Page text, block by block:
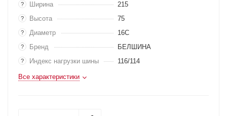
? Ширина 215
? Высота 75
? Диаметр 16C
? Бренд БЕЛШИНА
? Индекс нагрузки шины 116/114
Все характеристики